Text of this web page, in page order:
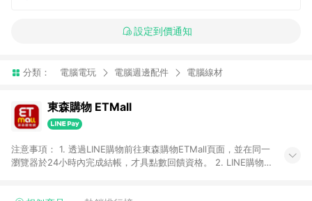
設定到價通知
分類： 電腦電玩 電腦週邊配件 電腦線材
東森購物 ETMall
注意事項： 1. 透過LINE購物前往東森購物ETMall頁面，並在同一
瀏覽器於24小時內完成結帳，才具點數回饋資格。 2. LINE購物